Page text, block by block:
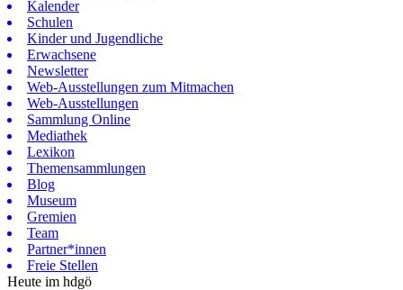
Kalender
Schulen
Kinder und Jugendliche
Erwachsene
Newsletter
Web-Ausstellungen zum Mitmachen
Web-Ausstellungen
Sammlung Online
Mediathek
Lexikon
Themensammlungen
Blog
Museum
Gremien
Team
Partner*innen
Freie Stellen
Heute im hdgö